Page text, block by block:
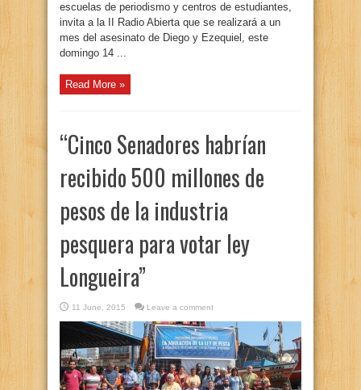
escuelas de periodismo y centros de estudiantes,
invita a la II Radio Abierta que se realizará a un
mes del asesinato de Diego y Ezequiel, este
domingo 14 ...
Read More »
“Cinco Senadores habrían
recibido 500 millones de
pesos de la industria
pesquera para votar ley
Longueira”
11 June, 2015 Leave a comment